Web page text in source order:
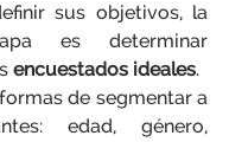
sus objetivos, la
es determinar
encuestados ideales.
de segmentar a
edad, género,